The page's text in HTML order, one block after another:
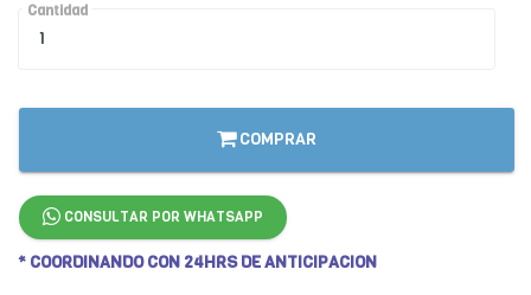
Cantidad
COMPRAR
CONSULTAR POR WHATSAPP
* COORDINANDO CON 24HRS DE ANTICIPACION